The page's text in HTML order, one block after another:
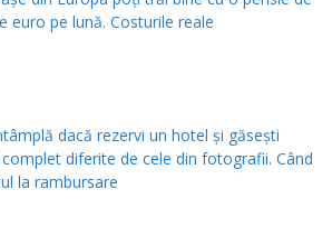
euro pe lună. Costurile reale
dacă rezervi un hotel și găsești
diferite de cele din fotografii. Când
la rambursare